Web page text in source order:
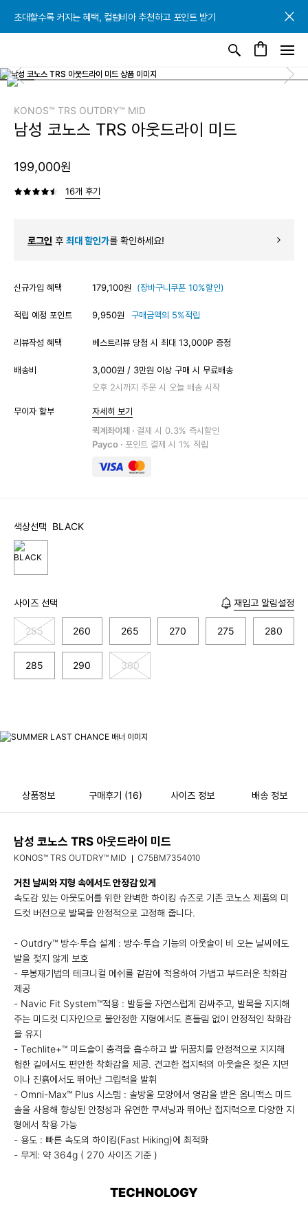
초대할수록 커지는 혜택, 컬럼비아 추천하고 포인트 받기
초대할수록 커지는 혜택, 컬럼비아 추천하고 포인트 받기
초대할수록 커지는 혜택, 컬럼비아 추천하고 포인트 받기
KONOS™ TRS OUTDRY™ MID
남성 코노스 TRS 아웃드라이 미드
199,000원
16개 후기
로그인 후 최대 할인가를 확인하세요!
신규가입 혜택 179,100원 (장바구니쿠폰 10%할인)
적립 예정 포인트 9,950원 구매금액의 5%적립
리뷰작성 혜택 베스트리뷰 당첨 시 최대 13,000P 증정
배송비
3,000원 / 3만원 이상 구매 시 무료배송
오후 2시까지 주문 시 오늘 배송 시작
무이자 할부
자세히 보기
퀵계좌이체 · 결제 시 0.3% 즉시할인
Payco · 포인트 결제 시 1% 적립
색상선택 BLACK
사이즈 선택 재입고 알림설정
255 260 265 270 275 280
285 290 300
상품정보 구매후기 (16) 사이즈 정보 배송 정보
남성 코노스 TRS 아웃드라이 미드
KONOS™ TRS OUTDRY™ MID C75BM7354010
거친 날씨와 지형 속에서도 안정감 있게
속도감 있는 아웃도어를 위한 완벽한 하이킹 슈즈로 기존 코노스 제품의 미
드컷 버전으로 발목을 안정적으로 고정해 줍니다.
- Outdry™ 방수·투습 설계 : 방수·투습 기능의 아웃솔이 비 오는 날씨에도
발을 젖지 않게 보호
- 무봉재기법의 테크니컬 메쉬를 겉감에 적용하여 가볍고 부드러운 착화감
제공
- Navic Fit System™적용 : 발등을 자연스럽게 감싸주고, 발목을 지지해
주는 미드컷 디자인으로 불안정한 지형에서도 흔들림 없이 안정적인 착화감
을 유지
- Techlite+™ 미드솔이 충격을 흡수하고 발 뒤꿈치를 안정적으로 지지해
험한 길에서도 편안한 착화감을 제공. 견고한 접지력의 아웃솔은 젖은 지면
이나 진흙에서도 뛰어난 그립력을 발휘
- Omni-Max™ Plus 시스템 : 솔방울 모양에서 영감을 받은 옴니맥스 미드
솔을 사용해 향상된 안정성과 유연한 쿠셔닝과 뛰어난 접지력으로 다양한 지
형에서 착용 가능
- 용도 : 빠른 속도의 하이킹(Fast Hiking)에 최적화
- 무게: 약 364g ( 270 사이즈 기준 )
TECHNOLOGY